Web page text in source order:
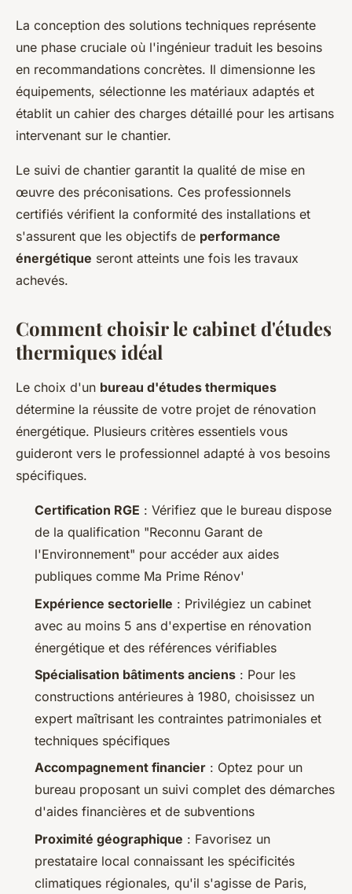
La conception des solutions techniques représente
une phase cruciale où l'ingénieur traduit les besoins
en recommandations concrètes. Il dimensionne les
équipements, sélectionne les matériaux adaptés et
établit un cahier des charges détaillé pour les artisans
intervenant sur le chantier.
Le suivi de chantier garantit la qualité de mise en
œuvre des préconisations. Ces professionnels
certifiés vérifient la conformité des installations et
s'assurent que les objectifs de performance
énergétique seront atteints une fois les travaux
achevés.
Comment choisir le cabinet d'études
thermiques idéal
Le choix d'un bureau d'études thermiques
détermine la réussite de votre projet de rénovation
énergétique. Plusieurs critères essentiels vous
guideront vers le professionnel adapté à vos besoins
spécifiques.
Certification RGE : Vérifiez que le bureau dispose
de la qualification "Reconnu Garant de
l'Environnement" pour accéder aux aides
publiques comme Ma Prime Rénov'
Expérience sectorielle : Privilégiez un cabinet
avec au moins 5 ans d'expertise en rénovation
énergétique et des références vérifiables
Spécialisation bâtiments anciens : Pour les
constructions antérieures à 1980, choisissez un
expert maîtrisant les contraintes patrimoniales et
techniques spécifiques
Accompagnement financier : Optez pour un
bureau proposant un suivi complet des démarches
d'aides financières et de subventions
Proximité géographique : Favorisez un
prestataire local connaissant les spécificités
climatiques régionales, qu'il s'agisse de Paris,